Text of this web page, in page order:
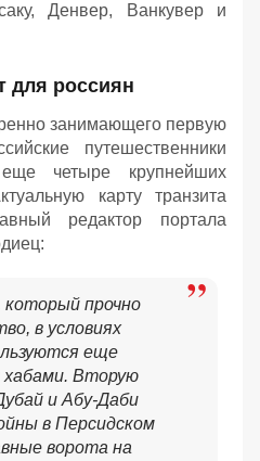
Денвер, Ванкувер и
для россиян
занимающего первую
путешественники
четыре крупнейших
карту транзита
редактор портала
прочно
в условиях
еще
Вторую
и Абу-Даби
в Персидском
ворота на